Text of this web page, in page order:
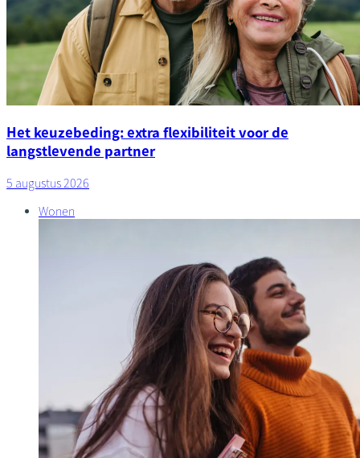
Het keuzebeding: extra flexibiliteit voor de
langstlevende partner
5 augustus 2026
Wonen